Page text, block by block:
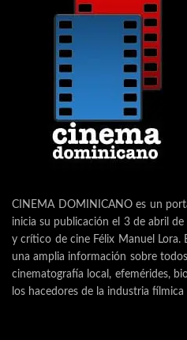
CINEMA DOMINICANO es un
inicia su publicación el 3 de abril
y crítico de cine Félix Manuel
una amplia información sobre
cinematografía local, efemérides,
los hacedores de la industria